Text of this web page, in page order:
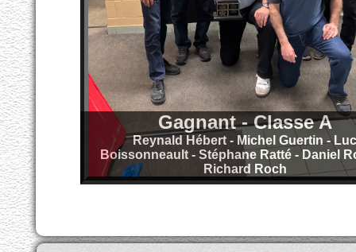
Gagnant - Classe A
Reynald Hébert - Michel Guertin -
Boissonneault - Stéphane Ratté - Daniel
Richard Roch